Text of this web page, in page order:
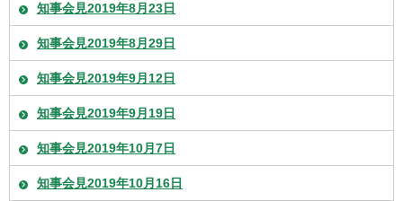
知事会見2019年8月23日
知事会見2019年8月29日
知事会見2019年9月12日
知事会見2019年9月19日
知事会見2019年10月7日
知事会見2019年10月16日